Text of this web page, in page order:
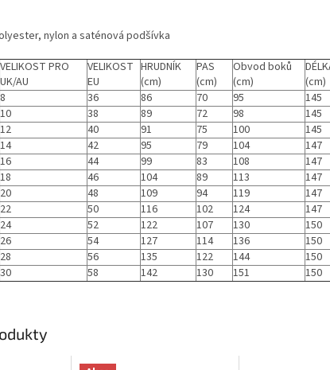
nylon a saténová podšívka
VELIKOST PRO
UK/AU
VELIKOST
EU
HRUDNÍK
(cm)
PAS
(cm)
Obvod boků
(cm)
(cm)
8 36 86 70 95
145
10 38 89 72 98
145
12 40 91 75 100
145
14 42 95 79 104
147
16 44 99 83 108
147
18 46 104 89 113
147
20 48 109 94 119
147
22 50 116 102 124
147
24 52 122 107 130
150
26 54 127 114 136
150
28 56 135 122 144
150
30 58 142 130 151 150